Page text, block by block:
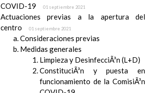
COVID-19
01 septiembre 2021
Actuaciones previas a la apertura del
centro
01 septiembre 2021
Consideraciones previas
Medidas generales
Limpieza y DesinfecciÃ³n (L+D)
ConstituciÃ³n y puesta en
funcionamiento de la ComisiÃ³n